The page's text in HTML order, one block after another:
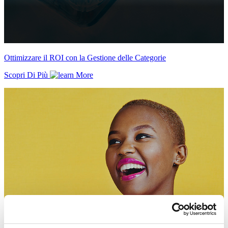
Ottimizzare il ROI con la Gestione delle Categorie
Scopri Di Più